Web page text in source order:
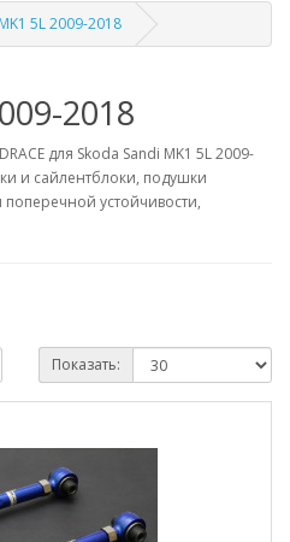
5L 2009-2018
2018
для Skoda Sandi MK1 5L 2009-
и сайлентблоки, подушки
поперечной устойчивости,
Показать: